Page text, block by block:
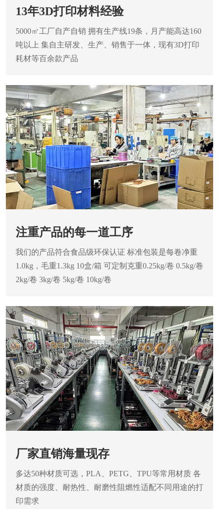
13年3D打印材料经验
5000㎡工厂自产自销 拥有生产线19条，月产能高达160
吨以上 集自主研发、生产、销售于一体，现有3D打印
耗材等百余款产品
注重产品的每一道工序
我们的产品符合食品级环保认证 标准包装是每卷净重
1.0kg，毛重1.3kg 10盒/箱 可定制克重0.25kg/卷 0.5kg/卷
2kg/卷 3kg/卷 5kg/卷 10kg/卷
厂家直销海量现存
多达50种材质可选，PLA、PETG、TPU等常用材质 各
材质的强度、耐热性、耐磨性阻燃性适配不同用途的打
印需求